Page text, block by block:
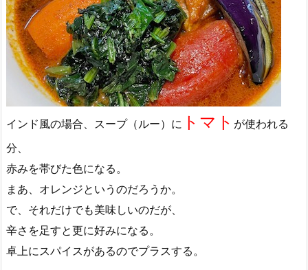
インド風の場合、スープ（ルー）に トマト が使われる
分、
赤みを帯びた色になる。
まあ、オレンジというのだろうか。
で、それだけでも美味しいのだが、
辛さを足すと更に好みになる。
卓上にスパイスがあるのでプラスする。